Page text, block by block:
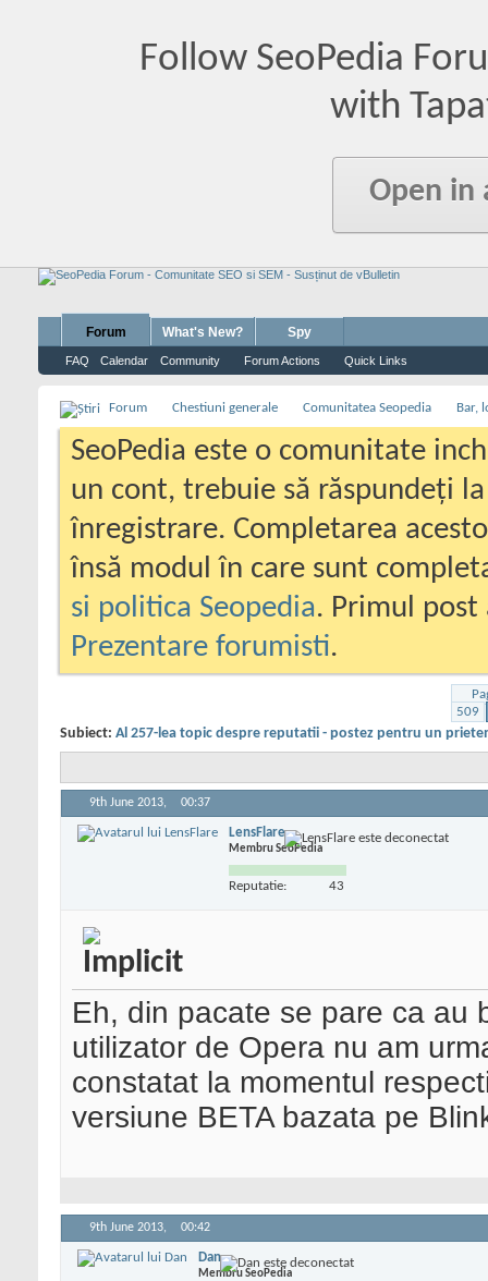
Follow SeoPedia
with
Open in
Forum
FAQ Calendar Community Forum Actions Quick Links
What's New? Spy
Forum Chestiuni generale Comunitatea Seopedia Bar,
SeoPedia este o comunitate
un cont, trebuie să răspundeți
înregistrare. Completarea
însă modul în care sunt
si politica Seopedia. Primul
Prezentare forumisti.
509
Subiect: Al 257-lea topic despre reputatii - postez pentru un
9th June 2013, 00:37
LensFlare
Membru SeoPedia
Reputatie: 43
Eh, din pacate se pare ca au
utilizator de Opera nu am
constatat la momentul
versiune BETA bazata pe
9th June 2013, 00:42
Dan
Membru SeoPedia